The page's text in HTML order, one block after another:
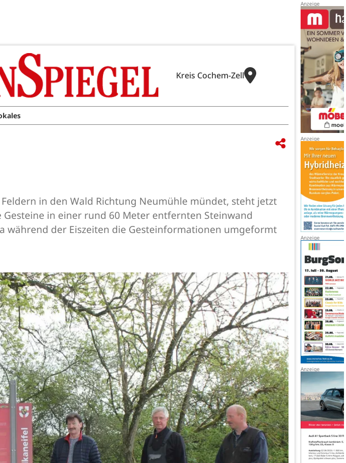
Kreis Cochem-Zell
in den Wald Richtung Neumühle mündet, steht jetzt
in einer rund 60 Meter entfernten Steinwand
während der Eiszeiten die Gesteinformationen umgeformt